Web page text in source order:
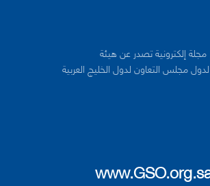
مجلة إلكترونية تصدر عن هيئة
مجلس التعاون لدول الخليج العربية